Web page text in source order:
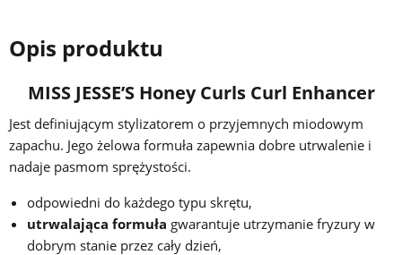
Opis produktu
MISS JESSE’S Honey Curls Curl Enhancer
Jest definiującym stylizatorem o przyjemnych miodowym
zapachu. Jego żelowa formuła zapewnia dobre utrwalenie i
nadaje pasmom sprężystości.
odpowiedni do każdego typu skrętu,
utrwalająca formuła gwarantuje utrzymanie fryzury w
dobrym stanie przez cały dzień,